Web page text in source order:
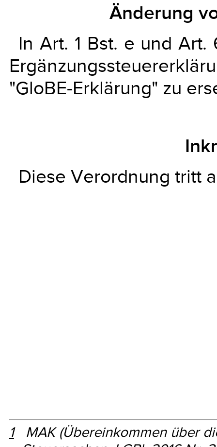
Änderung
In Art. 1 Bst. e und
"GloBE-Erklärung" zu
Diese Verordnung tritt
1MAK (Übereinkommen über